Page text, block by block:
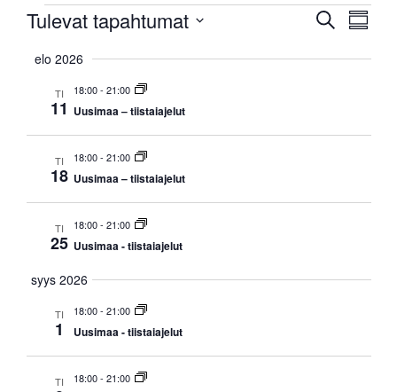
Etsi
Etsi
Tulevat tapahtumat
päivä.
elo 2026
TI
11
18:00- 21:00
Uusimaa – tiistaiajelut
TI
18
18:00- 21:00
Uusimaa – tiistaiajelut
TI
25
18:00- 21:00
Uusimaa - tiistaiajelut
syys 2026
TI
1
18:00- 21:00
Uusimaa - tiistaiajelut
TI 18:00- 21:00